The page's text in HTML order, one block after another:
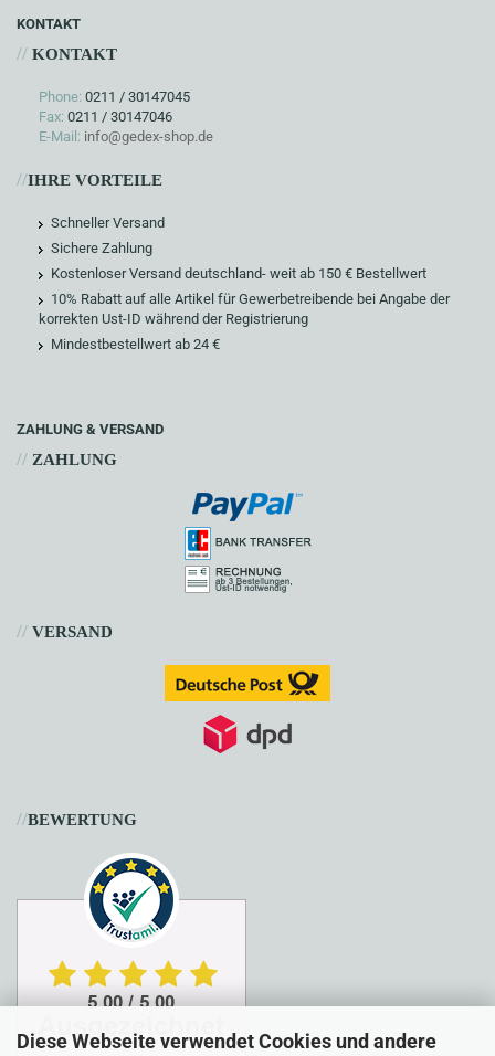
Diese Webseite verwendet Cookies und andere
KONTAKT
// KONTAKT
Phone: 0211 / 30147045
Fax: 0211 / 30147046
E-Mail: info@gedex-shop.de
//IHRE VORTEILE
Schneller Versand
Sichere Zahlung
Kostenloser Versand deutschland- weit ab 150 € Bestellwert
10% Rabatt auf alle Artikel für Gewerbetreibende bei Angabe der
korrekten Ust-ID während der Registrierung
Mindestbestellwert ab 24 €
ZAHLUNG & VERSAND
// ZAHLUNG
// VERSAND
//BEWERTUNG